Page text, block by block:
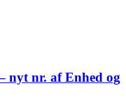
nyt nr. af Enhed og